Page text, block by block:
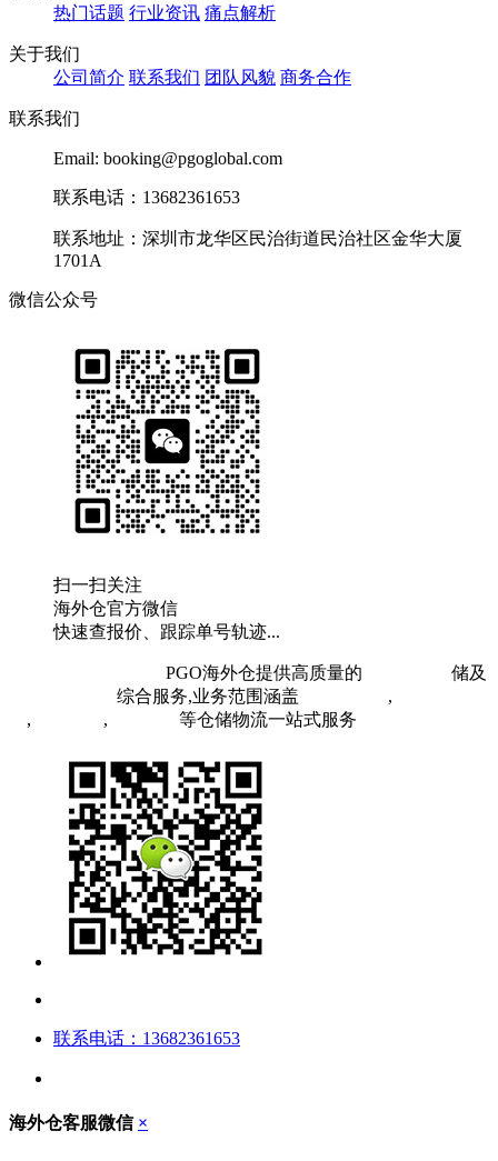
热门话题 行业资讯 痛点解析
关于我们
公司简介 联系我们 团队风貌 商务合作
联系我们
Email: booking@pgoglobal.com
联系电话：13682361653
联系地址：深圳市龙华区民治街道民治社区金华大厦
1701A
微信公众号
扫一扫关注
海外仓官方微信
快速查报价、跟踪单号轨迹...
PGO海外仓提供高质量的
储及
综合服务,业务范围涵盖 ,
, , 等仓储物流一站式服务
联系电话：13682361653
海外仓客服微信 ×